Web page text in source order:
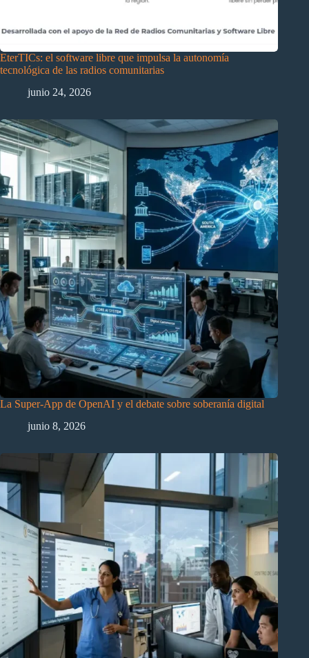
EterTICs: el software libre que impulsa la autonomía
tecnológica de las radios comunitarias
junio 24, 2026
La Super-App de OpenAI y el debate sobre soberanía digital
junio 8, 2026